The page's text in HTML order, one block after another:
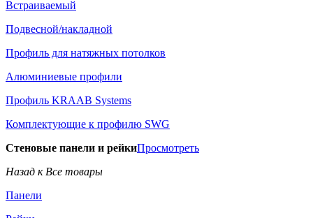
Встраиваемый
Подвесной/накладной
Профиль для натяжных потолков
Алюминиевые профили
Профиль KRAAB Systems
Комплектующие к профилю SWG
Стеновые панели и рейкиПросмотреть
Назад к Все товары
Панели